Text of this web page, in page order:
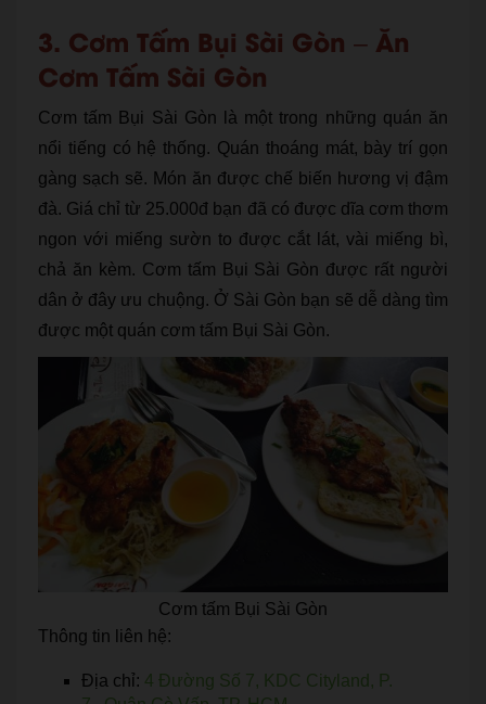
3. Cơm Tấm Bụi Sài Gòn – Ăn
Cơm Tấm Sài Gòn
Cơm tấm Bụi Sài Gòn là một trong những quán ăn
nổi tiếng có hệ thống. Quán thoáng mát, bày trí gọn
gàng sạch sẽ. Món ăn được chế biến hương vị đậm
đà. Giá chỉ từ 25.000đ bạn đã có được dĩa cơm thơm
ngon với miếng sườn to được cắt lát, vài miếng bì,
chả ăn kèm. Cơm tấm Bụi Sài Gòn được rất người
dân ở đây ưu chuộng. Ở Sài Gòn bạn sẽ dễ dàng tìm
được một quán cơm tấm Bụi Sài Gòn.
Cơm tấm Bụi Sài Gòn
Thông tin liên hệ:
Địa chỉ: 4 Đường Số 7, KDC Cityland, P.